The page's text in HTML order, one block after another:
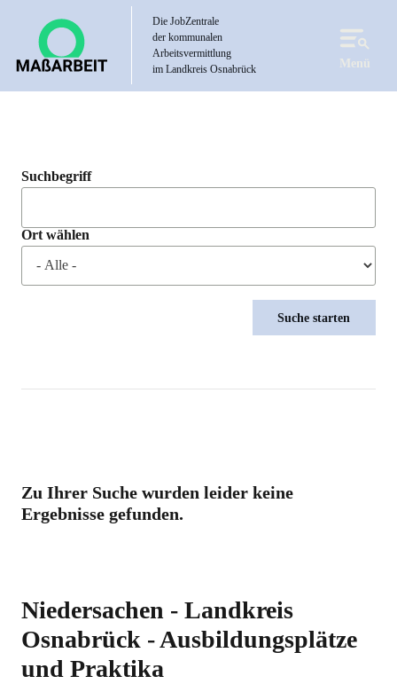
Die JobZentrale
der kommunalen
Arbeitsvermittlung
im Landkreis Osnabrück
Menü
Suchbegriff
Ort wählen
Zu Ihrer Suche wurden leider keine
Ergebnisse gefunden.
Niedersachen - Landkreis
Osnabrück - Ausbildungsplätze
und Praktika